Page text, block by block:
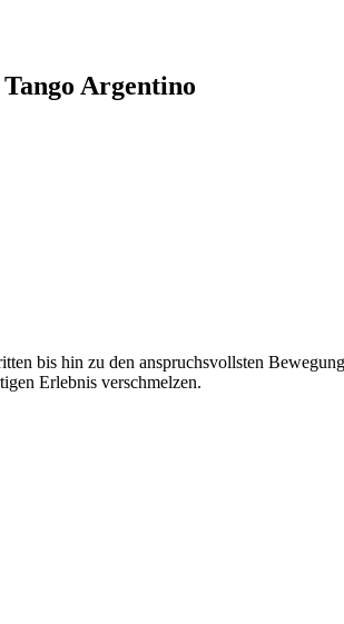
Argentino
bis hin zu den anspruchsvollsten
Erlebnis verschmelzen.